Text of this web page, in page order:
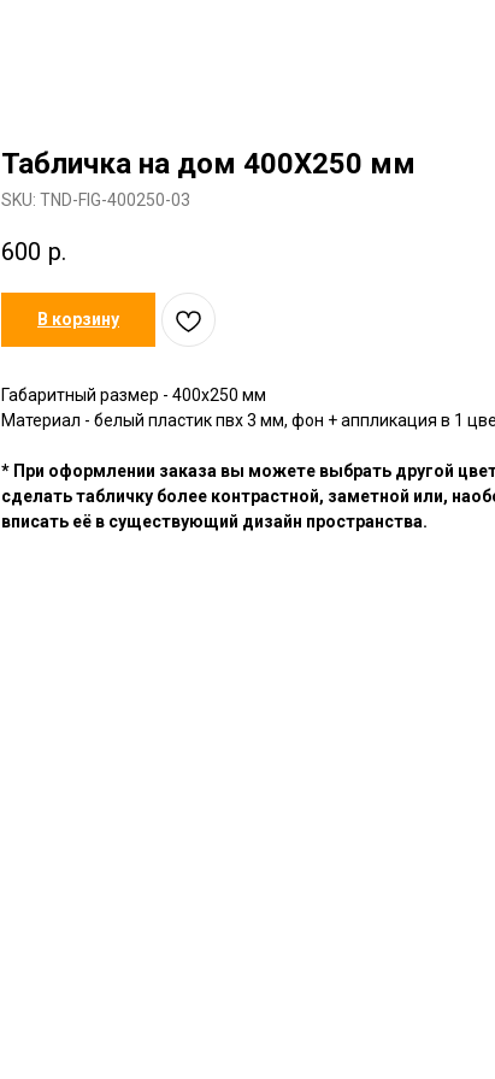
Табличка на дом 400Х250 мм
SKU: TND-FIG-400250-03
600 р.
В корзину
Габаритный размер - 400х250 мм
Материал - белый пластик пвх 3 мм, фон + аппликация в 1
* При оформлении заказа вы можете выбрать другой
сделать табличку более контрастной, заметной или,
вписать её в существующий дизайн пространства.